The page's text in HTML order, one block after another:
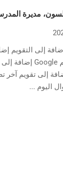
مديرة
إلى التقويم